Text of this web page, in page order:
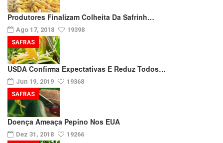
Produtores Finalizam Colheita Da Safrinh…
Ago 17, 2018 19398
USDA Confirma Expectativas E Reduz Todos…
Jun 19, 2019 19368
SAFRAS
Doença Ameaça Pepino Nos EUA
Dez 31, 2018 19266
SAFRAS